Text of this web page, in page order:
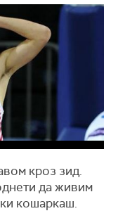
кроз зид.
да живим
кошаркаш.